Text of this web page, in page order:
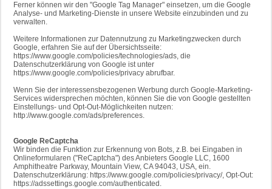
Ferner können wir den "Google Tag Manager" einsetzen, um die Google
Analyse- und Marketing-Dienste in unsere Website einzubinden und zu
verwalten.
Weitere Informationen zur Datennutzung zu Marketingzwecken durch
Google, erfahren Sie auf der Übersichtsseite:
https://www.google.com/policies/technologies/ads, die
Datenschutzerklärung von Google ist unter
https://www.google.com/policies/privacy abrufbar.
Wenn Sie der interessensbezogenen Werbung durch Google-Marketing-
Services widersprechen möchten, können Sie die von Google gestellten
Einstellungs- und Opt-Out-Möglichkeiten nutzen:
http://www.google.com/ads/preferences.
Google ReCaptcha
Wir binden die Funktion zur Erkennung von Bots, z.B. bei Eingaben in
Onlineformularen ("ReCaptcha") des Anbieters Google LLC, 1600
Amphitheatre Parkway, Mountain View, CA 94043, USA, ein.
Datenschutzerklärung: https://www.google.com/policies/privacy/, Opt-Out:
https://adssettings.google.com/authenticated.